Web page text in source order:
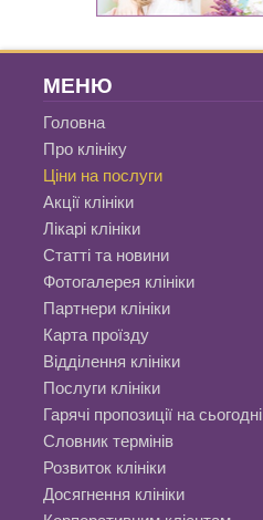
МЕНЮ
Головна
Про клініку
Ціни на послуги
Акції клініки
Лікарі клініки
Статті та новини
Фотогалерея клініки
Партнери клініки
Карта проїзду
Відділення клініки
Послуги клініки
Гарячі пропозиції на сьогодні
Словник термінів
Розвиток клініки
Досягнення клініки